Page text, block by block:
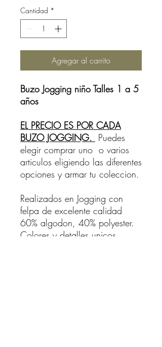
Cantidad *
Agregar al carrito
Buzo Jogging niño Talles 1 a 5
años
EL PRECIO ES POR CADA
BUZO JOGGING. Puedes
elegir comprar uno o varios
articulos eligiendo las diferentes
opciones y armar tu coleccion.
Realizados en Jogging con
felpa de excelente calidad
60% algodon, 40% polyester.
Colores y detalles unicos.